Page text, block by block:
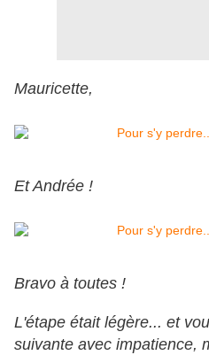
Mauricette,
Et Andrée !
Bravo à toutes !
L'étape était légère... et
suivante avec impatience,